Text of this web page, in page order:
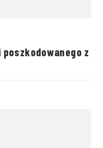
z